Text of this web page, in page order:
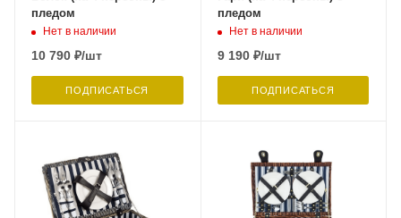
пледом
Нет в наличии
10 790 ₽/шт
ПОДПИСАТЬСЯ
пледом
Нет в наличии
9 190₽/шт
ПОДПИСАТЬСЯ